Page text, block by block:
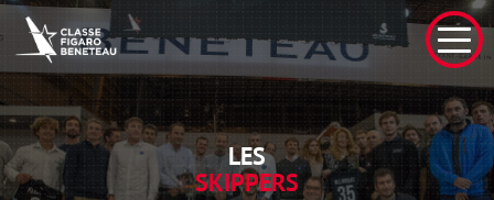
LES
SKIPPERS